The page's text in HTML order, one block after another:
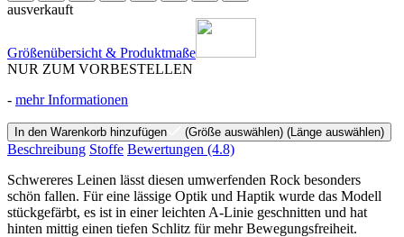
ausverkauft
Größenübersicht & Produktmaße
NUR ZUM VORBESTELLEN
- mehr Informationen
In den Warenkorb hinzufügen (Größe auswählen) (Länge auswählen)
Beschreibung Stoffe Bewertungen (4.8)
Schwereres Leinen lässt diesen umwerfenden Rock besonders
schön fallen. Für eine lässige Optik und Haptik wurde das Modell
stückgefärbt, es ist in einer leichten A-Linie geschnitten und hat
hinten mittig einen tiefen Schlitz für mehr Bewegungsfreiheit.